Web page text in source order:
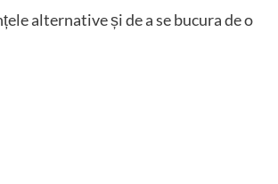
alternative și de a se bucura de o